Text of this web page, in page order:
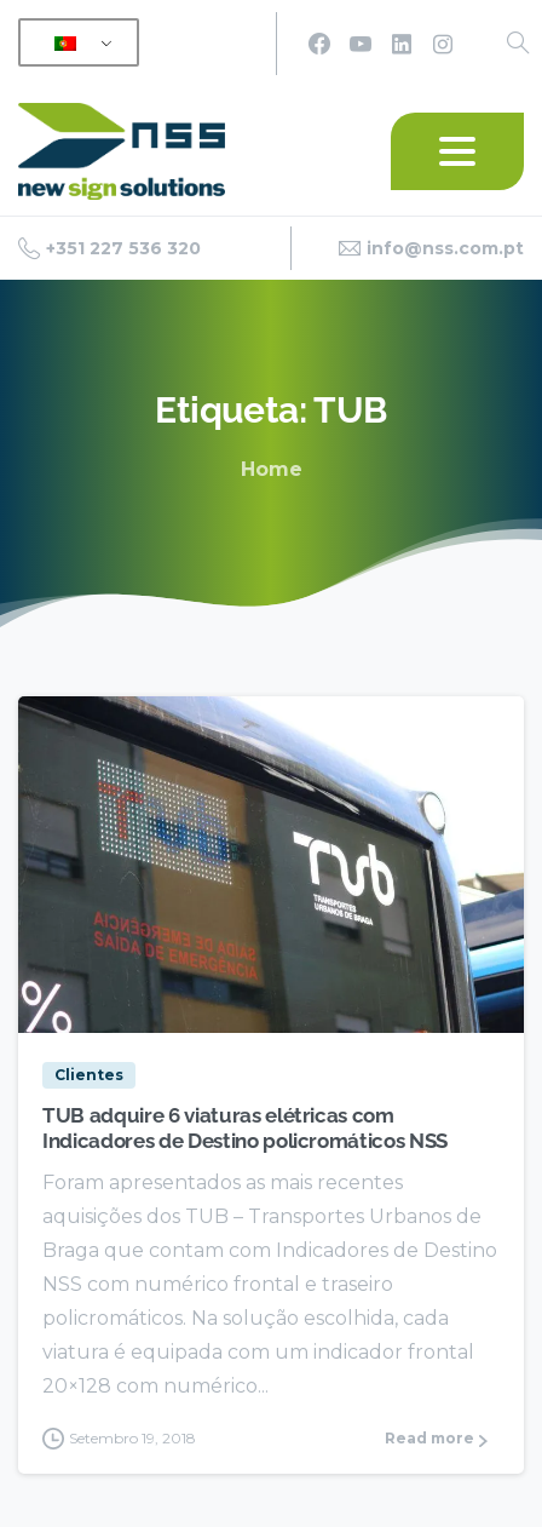
+351 227 536 320 info@nss.com.pt
Etiqueta:TUB
Home
Clientes
TUB adquire 6 viaturas elétricas com
Indicadores de Destino policromáticos NSS
Foram apresentados as mais recentes
aquisições dos TUB – Transportes Urbanos de
Braga que contam com Indicadores de Destino
NSS com numérico frontal e traseiro
policromáticos. Na solução escolhida, cada
viatura é equipada com um indicador frontal
20×128 com numérico...
Setembro 19, 2018 Read more